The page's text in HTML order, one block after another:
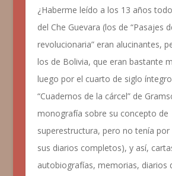
¿Haberme leído a los 13 años
del Che Guevara (los de “Pasajes
revolucionaria” eran alucinantes,
los de Bolivia, que eran bastante
luego por el cuarto de siglo
“Cuadernos de la cárcel” de
monografía sobre su concepto de
superestructura, pero no tenía por
sus diarios completos), y así,
autobiografías, memorias, diarios